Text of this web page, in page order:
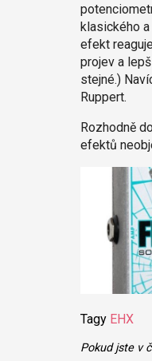
klasického
efekt
projev a
stejné.)
Ruppert.
Rozhodně
efektů
Tagy EHX
Pokud jste v